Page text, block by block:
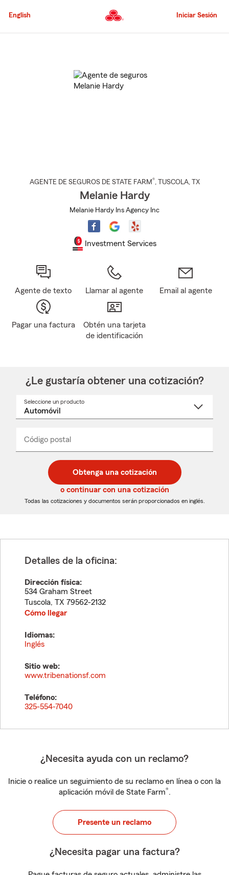
al
principal
English Iniciar Sesión
AGENTE DE SEGUROS DE STATE FARM®, TUSCOLA, TX
Melanie Hardy
Melanie Hardy Ins Agency Inc
Investment Services
Agente de texto Llamar al agente Email al agente
Pagar una factura
Obtén una tarjeta
de identificación
¿Le gustaría obtener una cotización?
Seleccione un producto
desplegable
Código postal
de
5
dígitos
de
5
dígitos
_____
Obtenga una cotización
o continuar con una cotización
Todas las cotizaciones y documentos serán proporcionados en inglés.
Detalles de la oficina:
Dirección física:
534 Graham Street
Tuscola, TX 79562-2132
Cómo llegar
Idiomas:
Inglés
Sitio web:
www.tribenationsf.com
Teléfono:
325-554-7040
¿Necesita ayuda con un reclamo?
Inicie o realice un seguimiento de su reclamo en línea o con la
aplicación móvil de State Farm®.
Presente un reclamo
¿Necesita pagar una factura?